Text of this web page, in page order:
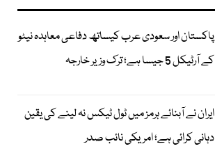
پاکستان اور سعودی عرب کیساتھ دفاعی معاہدہ نیٹو
کے آرٹیکل 5 جیسا ہے؛ ترک وزیر خارجہ
ایران نے آبنائے ہرمز میں ٹول ٹیکس نہ لینے کی یقین
دہانی کرائی ہے؛ امریکی نائب صدر